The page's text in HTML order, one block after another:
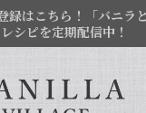
はこちら！「バニラ
シピを定期配信中！